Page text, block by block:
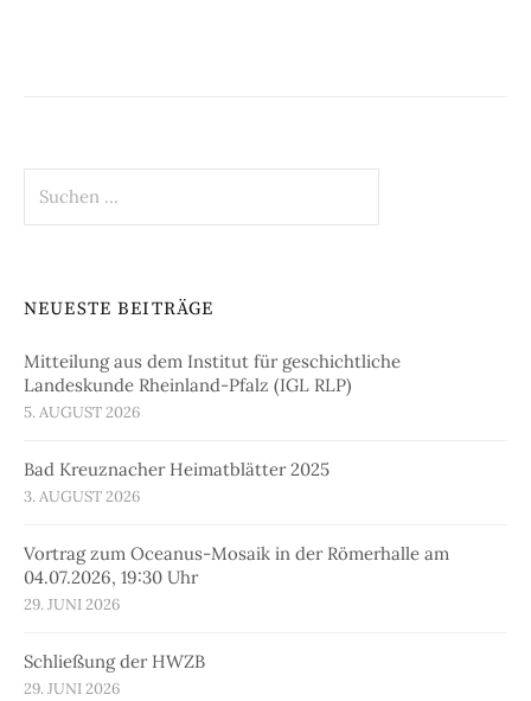
nach:
NEUESTE BEITRÄGE
Mitteilung aus dem Institut für geschichtliche
Landeskunde Rheinland-Pfalz (IGL RLP)
5. AUGUST 2026
Bad Kreuznacher Heimatblätter 2025
3. AUGUST 2026
Vortrag zum Oceanus-Mosaik in der Römerhalle am
04.07.2026, 19:30 Uhr
29. JUNI 2026
Schließung der HWZB
29. JUNI 2026